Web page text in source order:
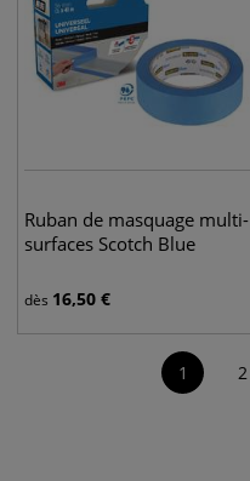
Ruban de masquage multi-
surfaces Scotch Blue
dès 16,50 €
1 2